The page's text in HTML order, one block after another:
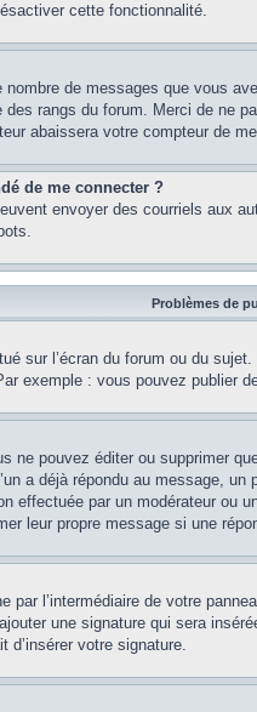
cette fonctionnalité.
de messages que
rangs du forum. Merci de ne
abaissera votre compteur de
de me connecter ?
envoyer des courriels aux
Problèmes de
sur l’écran du forum ou du
exemple : vous pouvez publier
pouvez éditer ou supprimer
a déjà répondu au message,
effectuée par un modérateur
leur propre message si une
l’intermédiaire de votre
une signature qui sera
votre signature.